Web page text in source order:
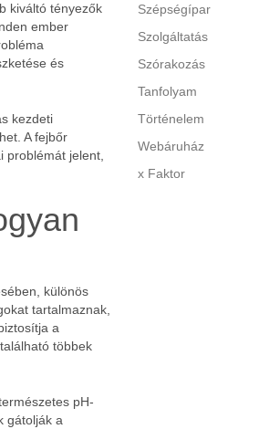
kiváltó tényezők
ember
és
kezdeti
A fejbőr
problémát jelent,
különös
tartalmaznak,
a
többek
pH-
gátolják a
Szépségípar
Szolgáltatás
Szórakozás
Tanfolyam
Történelem
Webáruház
x Faktor